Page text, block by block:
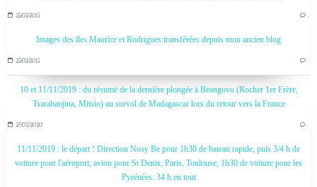
25/03/2015
Images des îles Maurice et Rodrigues transférées depuis mon ancien blog
25/03/2015
10 et 11/11/2019 : du résumé de la dernière plongée à Beangovo (Rocher 1er Frère,
Tsarabanjina, Mitsio) au survol de Madagascar lors du retour vers la France
27/02/2020
11/11/2019 : le départ ! Direction Nosy Be pour 1h30 de bateau rapide, puis 3/4 h de
voiture pour l'aéroport, avion pour St Denis, Paris, Toulouse, 1h30 de voiture pour les
Pyrénées. 34 h en tout